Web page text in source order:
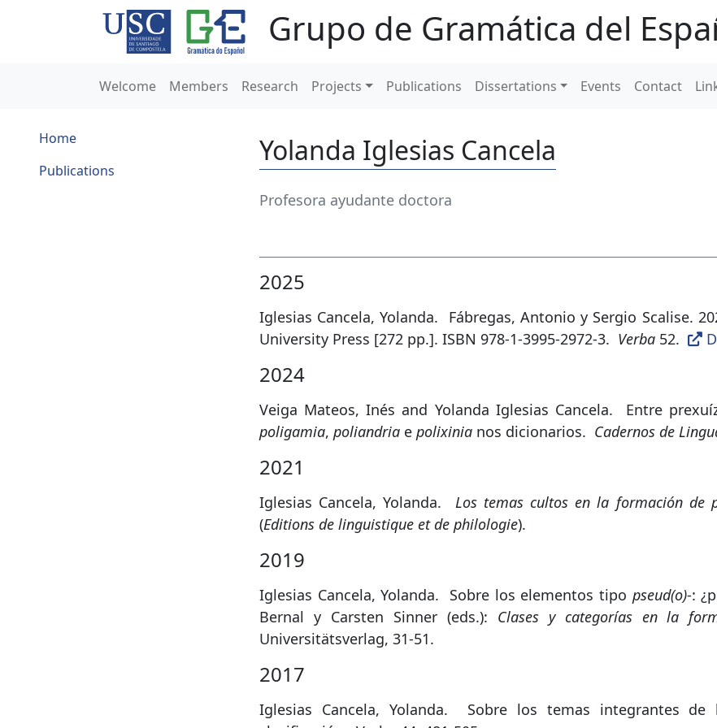
Grupo de Gramática del
Welcome Members Research Projects Publications Dissertations Events Contact
Yolanda Iglesias Cancela
Profesora ayudante doctora
2025
Iglesias Cancela, Yolanda.
Fábregas, Antonio y Sergio Scalise.
University Press [272 pp.]. ISBN 978-1-3995-2972-3. Verba 52.
2024
Veiga Mateos, Inés and Yolanda Iglesias Cancela. Entre
poligamia, poliandria e polixinia nos dicionarios. Cadernos de
2021
Iglesias Cancela, Yolanda. Los temas cultos en la formación de
(Editions de linguistique et de philologie).
2019
Iglesias Cancela, Yolanda. Sobre los elementos tipo pseud(o)-:
Bernal y Carsten Sinner (eds.): Clases y categorías en la
Universitätsverlag, 31-51.
2017
Iglesias Cancela, Yolanda.
Sobre los temas integrantes de
Home
Publications